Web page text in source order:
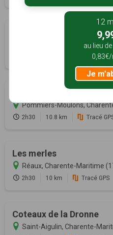
Ozillac, Charente-Maritime
Tracé GPS
Pommiers-Moulons,
2h30 10.8 km Tracé
Les merles
Réaux, Charente-Maritime
2h30 10 km Tracé GPS
Coteaux de la Dronne
Saint-Aigulin, Charente-
12
au lieu de
Je